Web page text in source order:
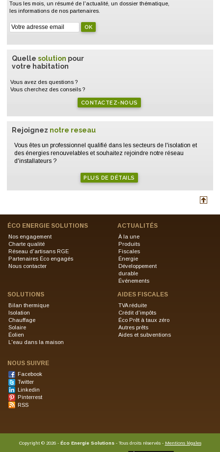
Tous les mois, un résumé de l'actualité, un dossier thématique,
les informations de nos partenaires.
Quelle solution pour
votre habitation
Vous avez des questions ?
Vous cherchez des conseils ?
CONTACTEZ-NOUS
Rejoignez notre reseau
Vous êtes un professionnel qualifié dans les secteurs de l'isolation et
des énergies renouvelables et souhaitez rejoindre notre réseau
d'installateurs ?
PLUS DE DÉTAILS
ÉCO ENERGIE SOLUTIONS
Nos engagement
Charte qualité
Réseau d'artisans RGE
Partenaires Éco engagés
Nous contacter
ACTUALITÉS
À la une
Produits
Fiscales
Énergie
Développement
durable
Événements
SOLUTIONS
Bilan thermique
Isolation
Chauffage
Solaire
Éolien
L'eau dans la maison
AIDES FISCALES
TVA réduite
Crédit d'impôts
Éco Prêt à taux zéro
Autres prêts
Aides et subventions
NOUS SUIVRE
Facebook
Twitter
Linkedin
Pinterrest
RSS
Copyright ©2026 - Éco Energie Solutions- Tous droits réservés - Mentions légales